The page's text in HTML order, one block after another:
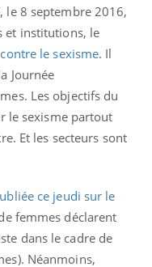
le 8 septembre 2016,
et institutions, le
le sexisme. Il
Journée
Les objectifs du
le sexisme partout
Et les secteurs sont
ce jeudi sur le
femmes déclarent
dans le cadre de
Néanmoins,